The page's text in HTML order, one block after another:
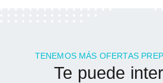
TENEMOS MÁS OFERTAS
Te puede